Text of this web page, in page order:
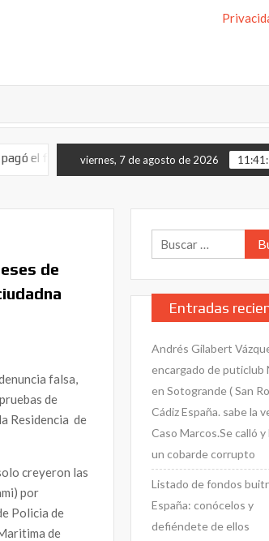
por tu hipoteca. La presunción de inocencia:
viernes, 7 de agosto de 2026
de
falsa,
de
Residencia de
creyeron las
por
Policia de
de
Entradas
Andrés Gilabert
encargado de puticlub
en Sotogrande ( San
Cádiz España. sabe la
Caso Marcos.Se calló y
un cobarde corrupto
Listado de fondos
España: conócelos y
defiéndete de ellos